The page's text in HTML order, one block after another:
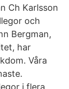
Ch Karlsson
och
Bergman,
har
Våra
i flera